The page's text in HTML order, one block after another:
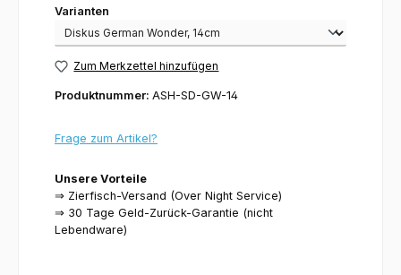
Varianten
Varianten
Zum Merkzettel hinzufügen
Produktnummer: ASH-SD-GW-14
Frage zum Artikel?
Unsere Vorteile
⇒ Zierfisch-Versand (Over Night Service)
⇒ 30 Tage Geld-Zurück-Garantie (nicht
Lebendware)